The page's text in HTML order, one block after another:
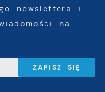
newslettera i
na